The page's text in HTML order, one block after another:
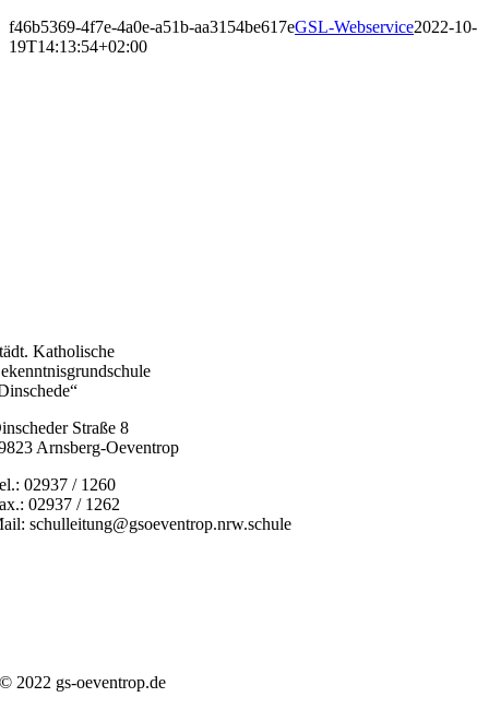
f46b5369-4f7e-4a0e-a51b-aa3154be617eGSL-Webservice2022-10-
19T14:13:54+02:00
Katholische
Straße 8
Arnsberg-Oeventrop
02937 / 1260
02937 / 1262
schulleitung@gsoeventrop.nrw.schule
© 2022 gs-oeventrop.de